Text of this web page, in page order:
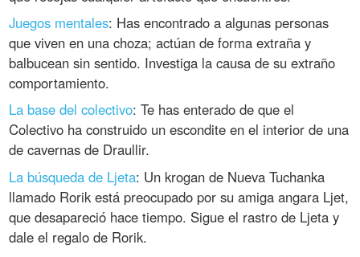
Juegos mentales: Has encontrado a algunas personas
que viven en una choza; actúan de forma extraña y
balbucean sin sentido. Investiga la causa de su extraño
comportamiento.
La base del colectivo: Te has enterado de que el
Colectivo ha construido un escondite en el interior de una
de cavernas de Draullir.
La búsqueda de Ljeta: Un krogan de Nueva Tuchanka
llamado Rorik está preocupado por su amiga angara Ljet,
que desapareció hace tiempo. Sigue el rastro de Ljeta y
dale el regalo de Rorik.